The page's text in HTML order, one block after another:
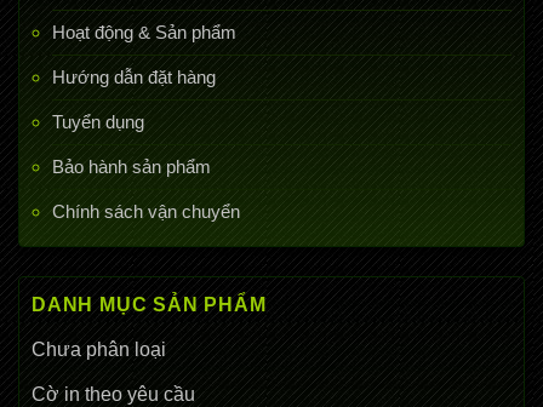
Hoạt động & Sản phẩm
Hướng dẫn đặt hàng
Tuyển dụng
Bảo hành sản phẩm
Chính sách vận chuyển
DANH MỤC SẢN PHẨM
Chưa phân loại
Cờ in theo yêu cầu